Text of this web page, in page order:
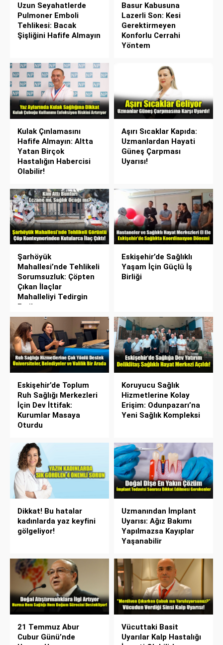
Uzun Seyahatlerde
Pulmoner Emboli
Tehlikesi: Bacak
Şişliğini Hafife Almayın
Basur Kabusuna
Lazerli Son: Kesi
Gerektirmeyen
Konforlu Cerrahi
Yöntem
Kulak Çınlamasını
Hafife Almayın: Altta
Yatan Birçok
Hastalığın Habercisi
Olabilir!
Aşırı Sıcaklar Kapıda:
Uzmanlardan Hayati
Güneş Çarpması
Uyarısı!
Şarhöyük
Mahallesi’nde Tehlikeli
Sorumsuzluk: Çöpten
Çıkan İlaçlar
Mahalleliyi Tedirgin
Etti!
Eskişehir’de Sağlıklı
Yaşam İçin Güçlü İş
Birliği
Eskişehir’de Toplum
Ruh Sağlığı Merkezleri
İçin Dev İttifak:
Kurumlar Masaya
Oturdu
Koruyucu Sağlık
Hizmetlerine Kolay
Erişim: Odunpazarı’na
Yeni Sağlık Kompleksi
Dikkat! Bu hatalar
kadınlarda yaz keyfini
gölgeliyor!
Uzmanından İmplant
Uyarısı: Ağız Bakımı
Yapılmazsa Kayıplar
Yaşanabilir
21 Temmuz Abur
Cubur Günü’nde
Vücuttaki Basit
Uyarılar Kalp Hastalığı